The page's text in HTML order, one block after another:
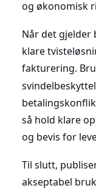
og økonomisk
Når det gjelder
klare
fakturering.
så hold klare
og bevis for
Til slutt,
akseptabel